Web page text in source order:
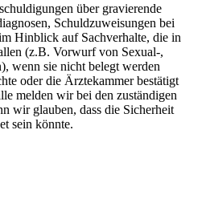
über gravierende
Schuldzuweisungen bei
Hinblick auf Sachverhalte, die in
(z.B. Vorwurf von Sexual-,
wenn sie nicht belegt werden
oder die Ärztekammer bestätigt
melden wir bei den zuständigen
wir glauben, dass die Sicherheit
sein könnte.